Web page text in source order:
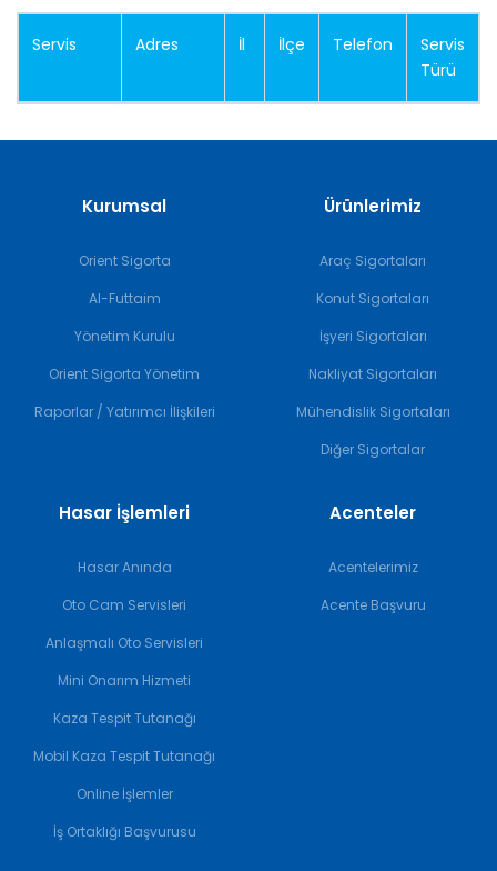
Servis Adres İl İlçe Telefon
Servis
Türü
Kurumsal
Orient Sigorta
Al-Futtaim
Yönetim Kurulu
Orient Sigorta Yönetim
Raporlar / Yatırımcı İlişkileri
Ürünlerimiz
Araç Sigortaları
Konut Sigortaları
İşyeri Sigortaları
Nakliyat Sigortaları
Mühendislik Sigortaları
Diğer Sigortalar
Hasar İşlemleri
Hasar Anında
Oto Cam Servisleri
Anlaşmalı Oto Servisleri
Mini Onarım Hizmeti
Kaza Tespit Tutanağı
Mobil Kaza Tespit Tutanağı
Online İşlemler
İş Ortaklığı Başvurusu
Acenteler
Acentelerimiz
Acente Başvuru